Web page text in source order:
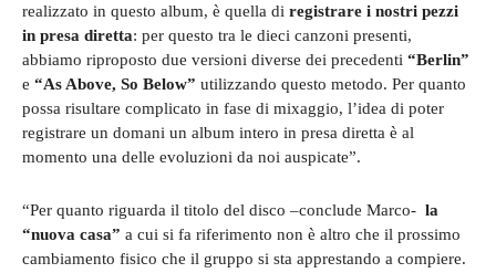
realizzato in questo album, è quella di registrare i nostri pezzi
in presa diretta: per questo tra le dieci canzoni presenti,
abbiamo riproposto due versioni diverse dei precedenti “Berlin”
e “As Above, So Below” utilizzando questo metodo. Per quanto
possa risultare complicato in fase di mixaggio, l’idea di poter
registrare un domani un album intero in presa diretta è al
momento una delle evoluzioni da noi auspicate”.
“Per quanto riguarda il titolo del disco –conclude Marco- la
“nuova casa” a cui si fa riferimento non è altro che il prossimo
cambiamento fisico che il gruppo si sta apprestando a compiere.